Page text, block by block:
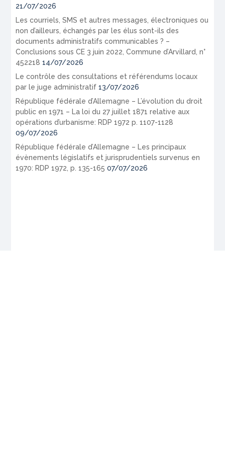
21/07/2026
Les courriels, SMS et autres messages, électroniques ou
non d’ailleurs, échangés par les élus sont-ils des
documents administratifs communicables ? –
Conclusions sous CE 3 juin 2022, Commune d’Arvillard, n°
452218 14/07/2026
Le contrôle des consultations et référendums locaux
par le juge administratif 13/07/2026
République fédérale d’Allemagne – L’évolution du droit
public en 1971 – La loi du 27 juillet 1871 relative aux
opérations d’urbanisme: RDP 1972 p. 1107-1128
09/07/2026
République fédérale d’Allemagne – Les principaux
évènements législatifs et jurisprudentiels survenus en
1970: RDP 1972, p. 135-165 07/07/2026